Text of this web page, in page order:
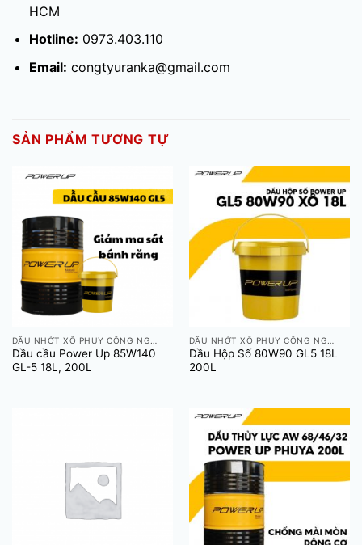
HCM
Hotline: 0973.403.110
Email: congtyuranka@gmail.com
SẢN PHẨM TƯƠNG TỰ
Dầu cầu Power Up 85W140
GL-5 18L, 200L
Dầu Hộp Số 80W90 GL5 18L
200L